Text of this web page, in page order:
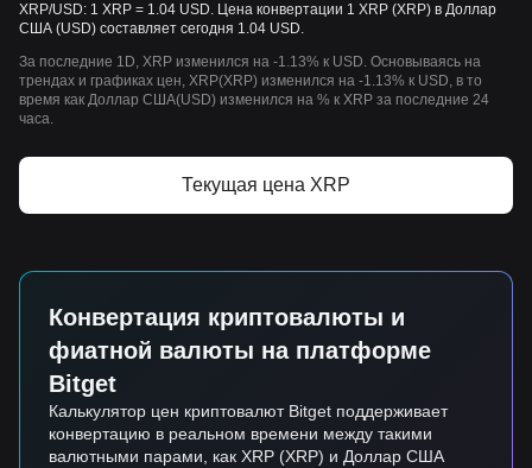
XRP/USD: 1 XRP = 1.04 USD. Цена конвертации 1 XRP (XRP) в Доллар
США (USD) составляет сегодня 1.04 USD.
За последние 1D, XRP изменился на -1.13% к USD. Основываясь на
трендах и графиках цен, XRP(XRP) изменился на -1.13% к USD, в то
время как Доллар США(USD) изменился на % к XRP за последние 24
часа.
Текущая цена XRP
Конвертация криптовалюты и
фиатной валюты на платформе
Bitget
Калькулятор цен криптовалют Bitget поддерживает
конвертацию в реальном времени между такими
валютными парами, как XRP (XRP) и Доллар США